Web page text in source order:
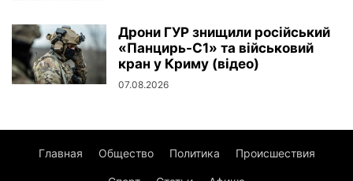
Дрони ГУР знищили російський
«Панцирь-С1» та військовий
кран у Криму (відео)
07.08.2026
Главная Общество Политика Происшествия